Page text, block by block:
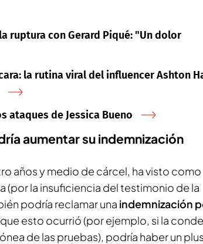
ruptura con Gerard Piqué: "Un dolor
la rutina viral del influencer Ashton
ataques de Jessica Bueno
aumentar su indemnización
años y medio de cárcel, ha visto como
(por la insuficiencia del testimonio de la
podría reclamar una indemnización
esto ocurrió (por ejemplo, si la
de las pruebas), podría haber un